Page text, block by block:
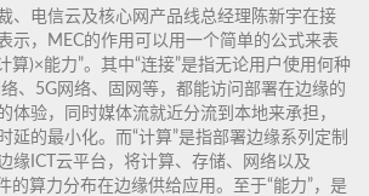
、电信云及核心网产品线总经理陈新宇在接
示，MEC的作用可以用一个简单的公式来表
算)×能力”。其中“连接”是指无论用户使用何种
、5G网络、固网等，都能访问部署在边缘的
体验，同时媒体流就近分流到本地来承担，
延的最小化。而“计算”是指部署边缘系列定制
缘ICT云平台，将计算、存储、网络以及
的算力分布在边缘供给应用。至于“能力”，是